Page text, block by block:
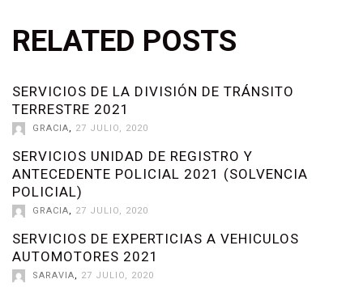
RELATED POSTS
SERVICIOS DE LA DIVISIÓN DE TRÁNSITO
TERRESTRE 2021
GRACIA, 27 JULIO, 2020
SERVICIOS UNIDAD DE REGISTRO Y
ANTECEDENTE POLICIAL 2021 (SOLVENCIA
POLICIAL)
GRACIA, 27 JULIO, 2020
SERVICIOS DE EXPERTICIAS A VEHICULOS
AUTOMOTORES 2021
SARAVIA, 27 JULIO, 2020